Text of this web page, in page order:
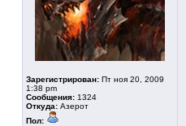
Зарегистрирован: Пт ноя 20, 2009
1:38 pm
Сообщения: 1324
Откуда: Азерот
Пол: